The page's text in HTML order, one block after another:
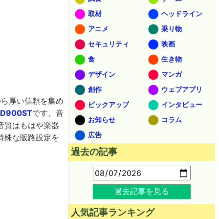
厚い信頼を集め
です。音
質はもはや楽器
殊な販路設定を
取材
ヘッドライン
アニメ
乗り物
セキュリティ
映画
食
生き物
デザイン
マンガ
創作
ウェブアプリ
ピックアップ
インタビュー
お知らせ
コラム
広告
過去の記事
過去記事を見る
人気記事ランキング